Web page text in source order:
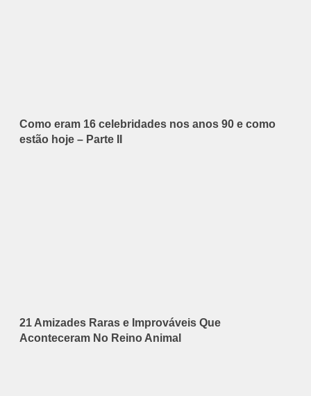
Como eram 16 celebridades nos anos 90 e como
estão hoje – Parte II
21 Amizades Raras e Improváveis Que
Aconteceram No Reino Animal